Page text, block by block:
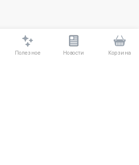
Полезное Новости Корзина